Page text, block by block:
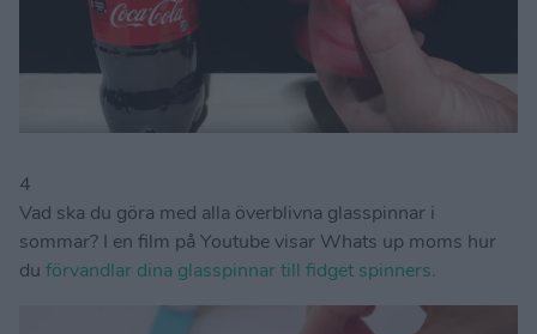
4
Vad ska du göra med alla överblivna glasspinnar i
sommar? I en film på Youtube visar Whats up moms hur
du förvandlar dina glasspinnar till fidget spinners.